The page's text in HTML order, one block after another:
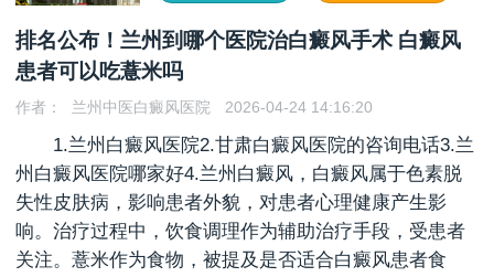
排名公布！兰州到哪个医院治白癜风手术 白癜风
患者可以吃薏米吗
作者： 兰州中医白癜风医院 2026-04-24 14:16:20
1.兰州白癜风医院2.甘肃白癜风医院的咨询电话3.兰
州白癜风医院哪家好4.兰州白癜风，白癜风属于色素脱
失性皮肤病，影响患者外貌，对患者心理健康产生影
响。治疗过程中，饮食调理作为辅助治疗手段，受患者
关注。薏米作为食物，被提及是否适合白癜风患者食